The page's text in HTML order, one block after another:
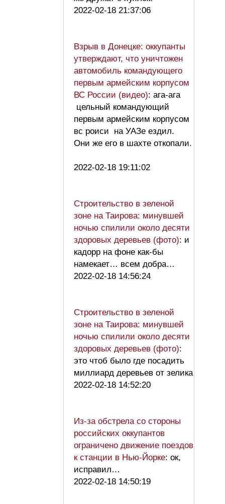
2022-02-18 21:37:06
Взрыв в Донецке: оккупанты
утверждают, что уничтожен
автомобиль командующего
первым армейским корпусом
ВС России (видео): ага-ага
цельный командующий
первым армейским корпусом
вс роиси на УАЗе ездил.
Они же его в шахте откопали.
2022-02-18 19:11:02
Строительство в зеленой
зоне на Таирова: минувшей
ночью спилили около десяти
здоровых деревьев (фото): и
кадорр на фоне как-бы
намекает… всем добра…
2022-02-18 14:56:24
Строительство в зеленой
зоне на Таирова: минувшей
ночью спилили около десяти
здоровых деревьев (фото):
это чтоб было где посадить
миллиард деревьев от зелика
2022-02-18 14:52:20
Из-за обстрела со стороны
российских оккупантов
ограничено движение поездов
к станции в Нью-Йорке: ок,
исправил…
2022-02-18 14:50:19